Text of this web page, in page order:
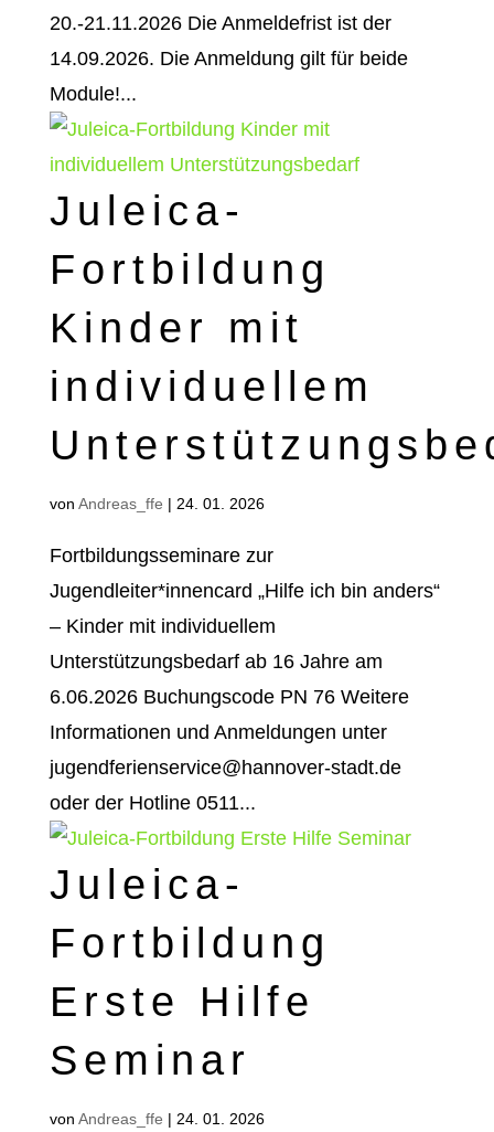
20.-21.11.2026 Die Anmeldefrist ist der
14.09.2026. Die Anmeldung gilt für beide
Module!...
Juleica-
Fortbildung
Kinder mit
individuellem
von Andreas_ffe | 24. 01. 2026
Fortbildungsseminare zur
Jugendleiter*innencard „Hilfe ich bin anders“
– Kinder mit individuellem
Unterstützungsbedarf ab 16 Jahre am
6.06.2026 Buchungscode PN 76 Weitere
Informationen und Anmeldungen unter
jugendferienservice@hannover-stadt.de
oder der Hotline 0511...
Juleica-
Fortbildung
Erste Hilfe
Seminar
von Andreas_ffe | 24. 01. 2026